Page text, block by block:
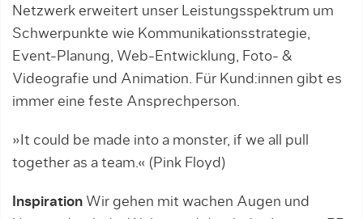
Netzwerk erweitert unser Leistungsspektrum um
Schwerpunkte wie Kommunikationsstrategie,
Event-Planung, Web-Entwicklung, Foto- &
Videografie und Animation. Für Kund:innen gibt es
immer eine feste Ansprechperson.
»It could be made into a monster, if we all pull
together as a team.« (Pink Floyd)
Inspiration Wir gehen mit wachen Augen und